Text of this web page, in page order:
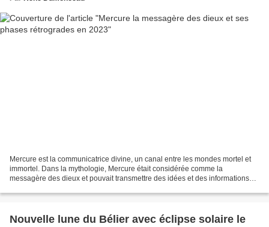
Mercure est la communicatrice divine, un canal entre les mondes mortel et
immortel. Dans la mythologie, Mercure était considérée comme la
messagère des dieux et pouvait transmettre des idées et des informations
Nouvelle lune du Bélier avec éclipse solaire le